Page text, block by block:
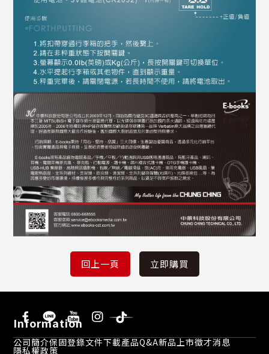
Information
公司簡介保固登錄文件下載產品Q&A新品上市徵才消息
隱私權政策